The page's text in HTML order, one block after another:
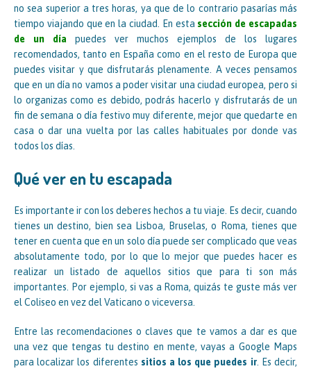
no sea superior a tres horas, ya que de lo contrario pasarías más
tiempo viajando que en la ciudad. En esta sección de escapadas
de un día puedes ver muchos ejemplos de los lugares
recomendados, tanto en España como en el resto de Europa que
puedes visitar y que disfrutarás plenamente. A veces pensamos
que en un día no vamos a poder visitar una ciudad europea, pero si
lo organizas como es debido, podrás hacerlo y disfrutarás de un
fin de semana o día festivo muy diferente, mejor que quedarte en
casa o dar una vuelta por las calles habituales por donde vas
todos los días.
Qué ver en tu escapada
Es importante ir con los deberes hechos a tu viaje. Es decir, cuando
tienes un destino, bien sea Lisboa, Bruselas, o Roma, tienes que
tener en cuenta que en un solo día puede ser complicado que veas
absolutamente todo, por lo que lo mejor que puedes hacer es
realizar un listado de aquellos sitios que para ti son más
importantes. Por ejemplo, si vas a Roma, quizás te guste más ver
el Coliseo en vez del Vaticano o viceversa.
Entre las recomendaciones o claves que te vamos a dar es que
una vez que tengas tu destino en mente, vayas a Google Maps
para localizar los diferentes sitios a los que puedes ir. Es decir,